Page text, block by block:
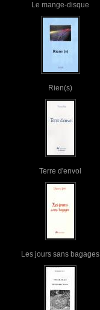
Le mange-disque
Rien(s)
Terre d'envol
Les jours sans bagages